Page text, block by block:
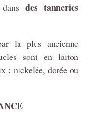
dansdes tanneries
la plus ancienne
sont en laiton
: nickelée, dorée ou